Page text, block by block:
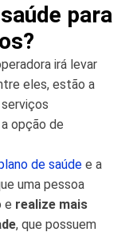
para
irá levar
eles, estão a
opção de
de saúde e a
uma pessoa
e realize mais
, que possuem